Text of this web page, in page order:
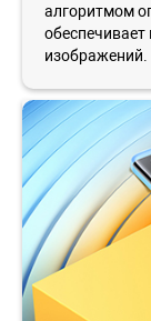
алгоритмом
изображений.